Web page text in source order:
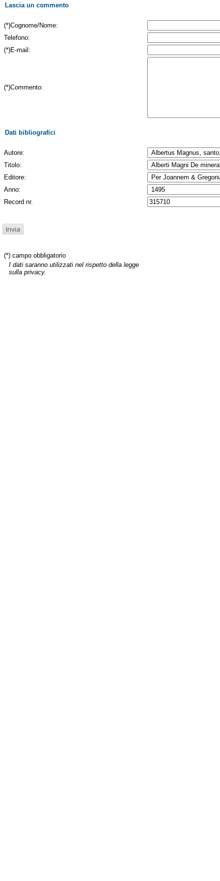
Lascia un commento
(*)Cognome/Nome:
Telefono:
(*)E-mail:
(*)Commento:
Dati bibliografici
Autore:
Titolo:
Editore:
Anno:
Record nr.
(*) campo obbligatorio
I dati saranno utilizzati nel rispetto della legge
sulla privacy.